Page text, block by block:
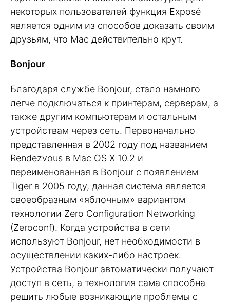
некоторых пользователей функция Exposé
является одним из способов доказать своим
друзьям, что Mac действительно крут.
Bonjour
Благодаря службе Bonjour, стало намного
легче подключаться к принтерам, серверам, а
также другим компьютерам и остальным
устройствам через сеть. Первоначально
представленная в 2002 году под названием
Rendezvous в Mac OS X 10.2 и
переименованная в Bonjour с появлением
Tiger в 2005 году, данная система является
своеобразным «яблочным» вариантом
технологии Zero Configuration Networking
(Zeroconf). Когда устройства в сети
используют Bonjour, нет необходимости в
осуществлении каких-либо настроек.
Устройства Bonjour автоматически получают
доступ в сеть, а технология сама способна
решить любые возникающие проблемы с